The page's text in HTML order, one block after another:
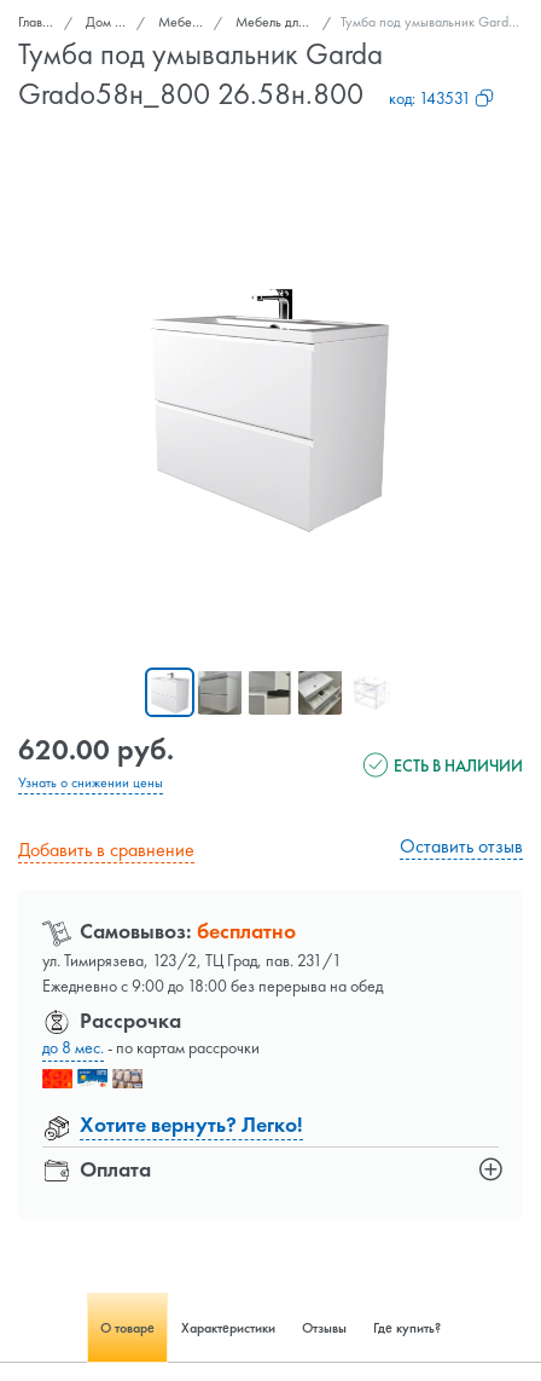
Главная Дом и сад Мебель для дома Мебель для ванных комнат Тумба под умывальник Garda Grado58н_800 26.58н.800
Тумба под умывальник Garda
Grado58н_800 26.58н.800
код: 143531
620.00 руб.
Узнать о снижении цены
ЕСТЬ В НАЛИЧИИ
Добавить в сравнение Оставить отзыв
Самовывоз: бесплатно
ул. Тимирязева, 123/2, ТЦ Град, пав. 231/1
Ежедневно с 9:00 до 18:00 без перерыва на обед
Оплата
Рассрочка
до 8 мес.- по картам рассрочки
Хотите вернуть? Легко!
О товаре Характеристики Отзывы Где купить?